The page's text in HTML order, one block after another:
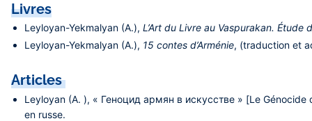
Livres
Leyloyan-Yekmalyan (A.),L’Art du Livre au Vaspurakan. Étude
Leyloyan-Yekmalyan (A.), 15 contes d’Arménie, (traduction et
Articles
Leyloyan (A. ), « Геноцид армян в искусстве » [Le
en russe.